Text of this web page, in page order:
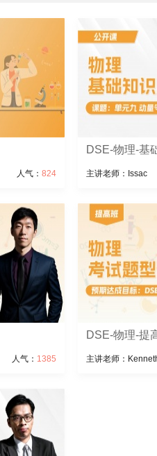
人气： 824
DSE-物理-基
主讲老师：Issac
人气： 1385
DSE-物理-提
主讲老师：